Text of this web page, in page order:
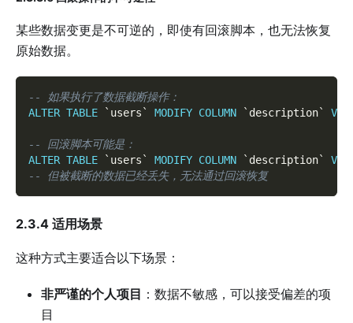
某些数据变更是不可逆的，即使有回滚脚本，也无法恢复
原始数据。
-- 如果执行了数据截断操作：
ALTER TABLE ` users ` MODIFY COLUMN ` description`
-- 回滚脚本可能是：
ALTER TABLE ` users ` MODIFY COLUMN ` description`
-- 但被截断的数据已经丢失，无法通过回滚恢复
2.3.4 适用场景
这种方式主要适合以下场景：
非严谨的个人项目 ：数据不敏感，可以接受偏差的项
目